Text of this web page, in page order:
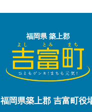
福岡県 築上郡
福岡県築上郡 吉富町役